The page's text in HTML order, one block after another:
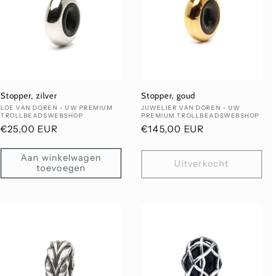
Stopper, zilver
Verkoper:
LOE VAN DOREN - UW PREMIUM
TROLLBEADSWEBSHOP
Normale
€25,00 EUR
Aan winkelwagen
toevoegen
Stopper, goud
Verkoper:
JUWELIER VAN DOREN - UW
PREMIUM TROLLBEADSWEBSHOP
Normale
€145,00 EUR
Uitverkocht